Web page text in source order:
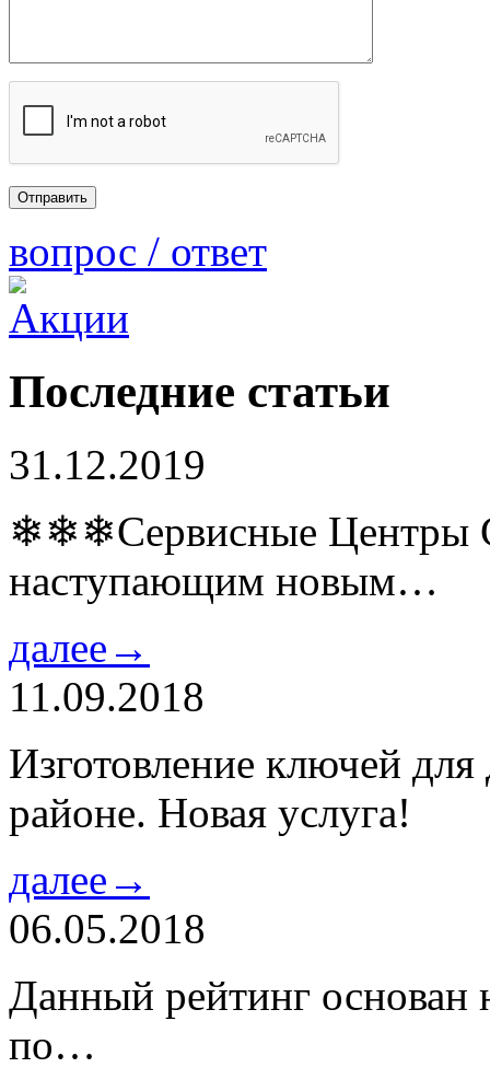
вопрос / ответ
Последние статьи
31.12.2019
❄❄❄Сервисные Центры
наступающим новым…
далее→
11.09.2018
Изготовление ключей
районе. Новая услуга!
далее→
06.05.2018
Данный рейтинг основан
по…